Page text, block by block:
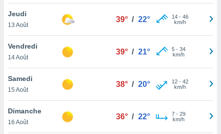
votre
à
en
le
Jeudi
13 Août
39° / 22° 14- 46
km/h
Vendredi
14 Août
39° / 21° 5- 34
km/h
Samedi
15 Août
38° / 20° 12- 42
km/h
Dimanche
16 Août
36° / 22° 7- 29
km/h